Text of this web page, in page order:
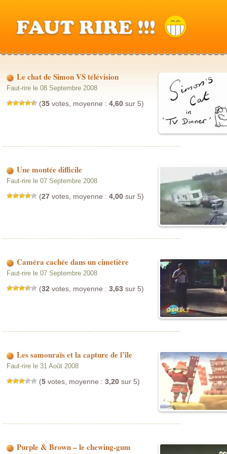
Le chat de Simon VS télévision
Faut-rire le 08 Septembre 2008
(35 votes, moyenne :4,60 sur 5)
Une montée difficile
Faut-rire le 07 Septembre 2008
(27 votes, moyenne :4,00 sur 5)
Caméra cachée dans un cimetière
Faut-rire le 07 Septembre 2008
(32 votes, moyenne :3,63 sur 5)
Les samouraïs et la capture de l’île
Faut-rire le 31 Août 2008
(5 votes, moyenne :3,20 sur 5)
Purple & Brown – le chewing-gum